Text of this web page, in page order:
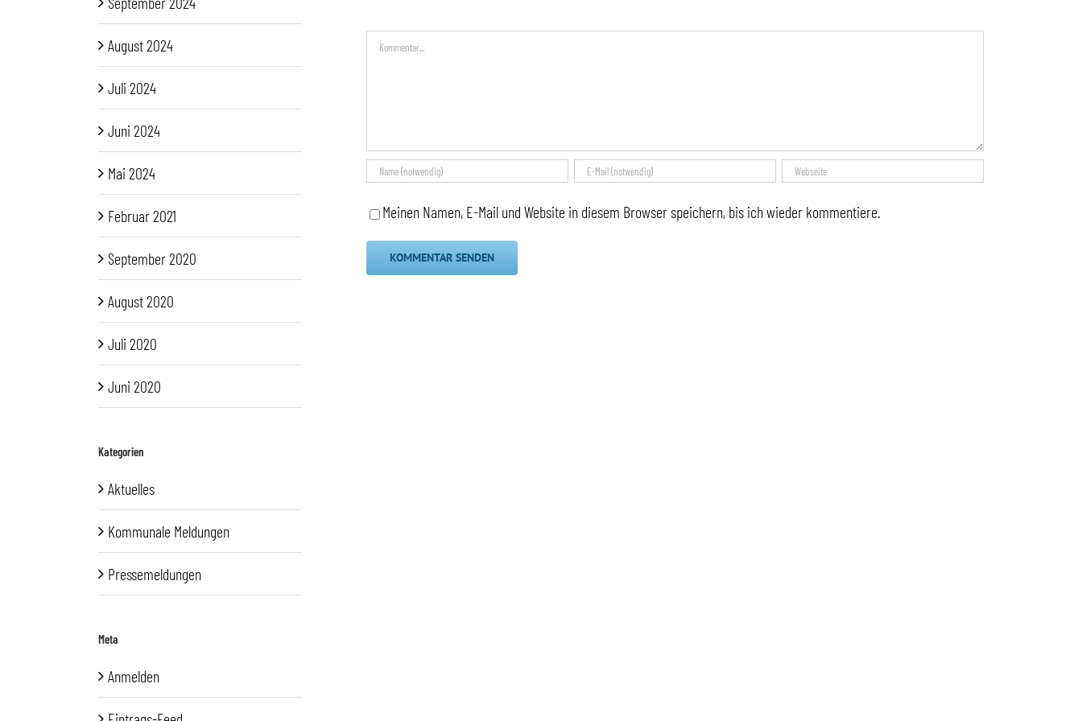
Kommentar
Meinen Namen, E-Mail und Website in diesem Browser speichern, bis ich wieder kommentiere.
August 2024
Juli 2024
Juni 2024
Mai 2024
Februar 2021
September 2020
August 2020
Juli 2020
Juni 2020
Kategorien
Aktuelles
Kommunale Meldungen
Pressemeldungen
Meta
Anmelden